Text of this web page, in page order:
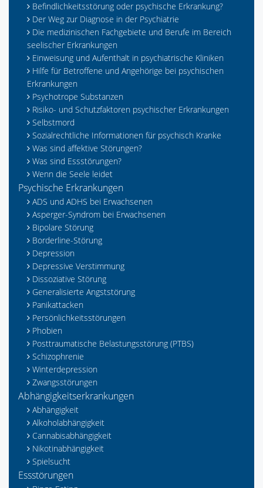
Befindlichkeitsstörung oder psychische Erkrankung?
Der Weg zur Diagnose in der Psychiatrie
Die medizinischen Fachgebiete und Berufe im Bereich
seelischer Erkrankungen
Einweisung und Aufenthalt in psychiatrische Kliniken
Hilfe für Betroffene und Angehörige bei psychischen
Erkrankungen
Psychotrope Substanzen
Risiko- und Schutzfaktoren psychischer Erkrankungen
Selbstmord
Sozialrechtliche Informationen für psychisch Kranke
Was sind affektive Störungen?
Was sind Essstörungen?
Wenn die Seele leidet
Psychische Erkrankungen
ADS und ADHS bei Erwachsenen
Asperger-Syndrom bei Erwachsenen
Bipolare Störung
Borderline-Störung
Depression
Depressive Verstimmung
Dissoziative Störung
Generalisierte Angststörung
Panikattacken
Persönlichkeitsstörungen
Phobien
Posttraumatische Belastungsstörung (PTBS)
Schizophrenie
Winterdepression
Zwangsstörungen
Abhängigkeitserkrankungen
Abhängigkeit
Alkoholabhängigkeit
Cannabisabhängigkeit
Nikotinabhängigkeit
Spielsucht
Essstörungen